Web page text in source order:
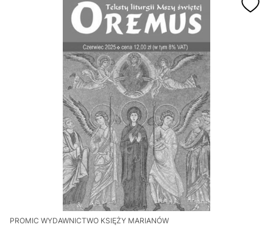
PROMIC WYDAWNICTWO KSIĘŻY MARIANÓW